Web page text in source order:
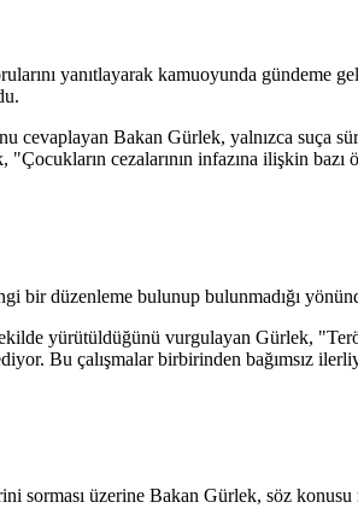
yanıtlayarak kamuoyunda gündeme
cevaplayan Bakan Gürlek, yalnızca suça
cezalarının infazına ilişkin
düzenleme bulunup bulunmadığı
yürütüldüğünü vurgulayan Gürlek,
Bu çalışmalar birbirinden bağımsız
üzerine Bakan Gürlek, söz konusu